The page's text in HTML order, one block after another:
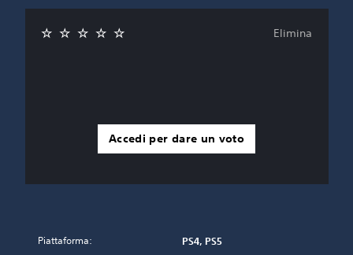
Accedi per dare un voto
Elimina
Piattaforma: PS4, PS5